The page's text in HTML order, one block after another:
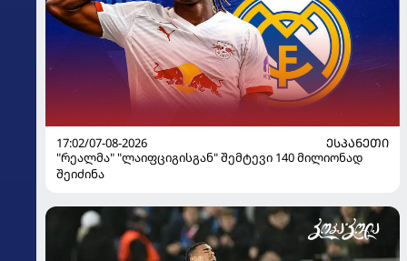
17:02/07-08-2026
ᲔᲡᲞᲐᲜᲔᲗᲘ
"რეალმა" "ლაიფციგისგან" შემტევი 140 მილიონად
შეიძინა